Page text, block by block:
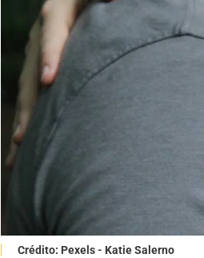
Crédito: Pexels - Katie Salerno